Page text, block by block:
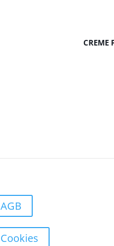
CREME
AGB
Cookies